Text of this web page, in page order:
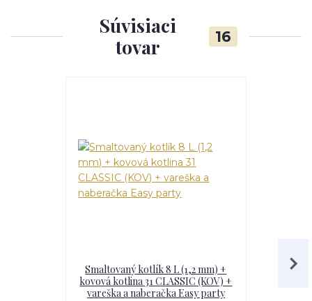
Súvisiaci
tovar
16
Smaltovaný kotlík 8 L (1,2 mm) +
kovová kotlina 31 CLASSIC (KOV) +
vareška a naberačka Easy party